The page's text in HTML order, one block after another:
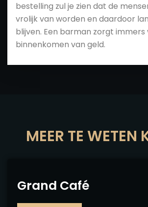
bestelling zul je zien dat de
vrolijk van worden en daardoor
blijven. Een barman zorgt
binnenkomen van geld.
MEER TE WETEN
Grand Café